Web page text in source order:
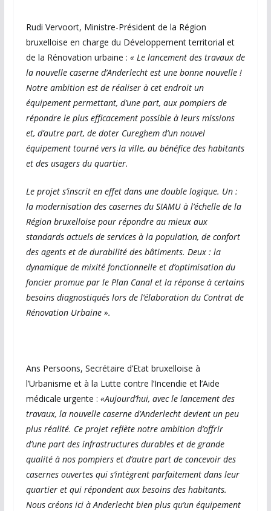
Rudi Vervoort, Ministre-Président de la Région
bruxelloise en charge du Développement territorial et
de la Rénovation urbaine : « Le lancement des travaux de
la nouvelle caserne d’Anderlecht est une bonne nouvelle !
Notre ambition est de réaliser à cet endroit un
équipement permettant, d’une part, aux pompiers de
répondre le plus efficacement possible à leurs missions
et, d’autre part, de doter Cureghem d’un nouvel
équipement tourné vers la ville, au bénéfice des habitants
et des usagers du quartier.
Le projet s’inscrit en effet dans une double logique. Un :
la modernisation des casernes du SIAMU à l’échelle de la
Région bruxelloise pour répondre au mieux aux
standards actuels de services à la population, de confort
des agents et de durabilité des bâtiments. Deux : la
dynamique de mixité fonctionnelle et d’optimisation du
foncier promue par le Plan Canal et la réponse à certains
besoins diagnostiqués lors de l’élaboration du Contrat de
Rénovation Urbaine ».
Ans Persoons, Secrétaire d’Etat bruxelloise à
l’Urbanisme et à la Lutte contre l’Incendie et l’Aide
médicale urgente : «Aujourd’hui, avec le lancement des
travaux, la nouvelle caserne d’Anderlecht devient un peu
plus réalité. Ce projet reflète notre ambition d’offrir
d’une part des infrastructures durables et de grande
qualité à nos pompiers et d’autre part de concevoir des
casernes ouvertes qui s’intègrent parfaitement dans leur
quartier et qui répondent aux besoins des habitants.
Nous créons ici à Anderlecht bien plus qu’un équipement